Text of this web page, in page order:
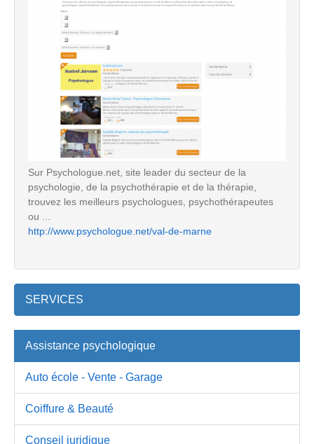
Sur Psychologue.net, site leader du secteur de la
psychologie, de la psychothérapie et de la thérapie,
trouvez les meilleurs psychologues, psychothérapeutes
ou ...
http://www.psychologue.net/val-de-marne
SERVICES
Assistance psychologique
Auto école - Vente - Garage
Coiffure & Beauté
Conseil juridique